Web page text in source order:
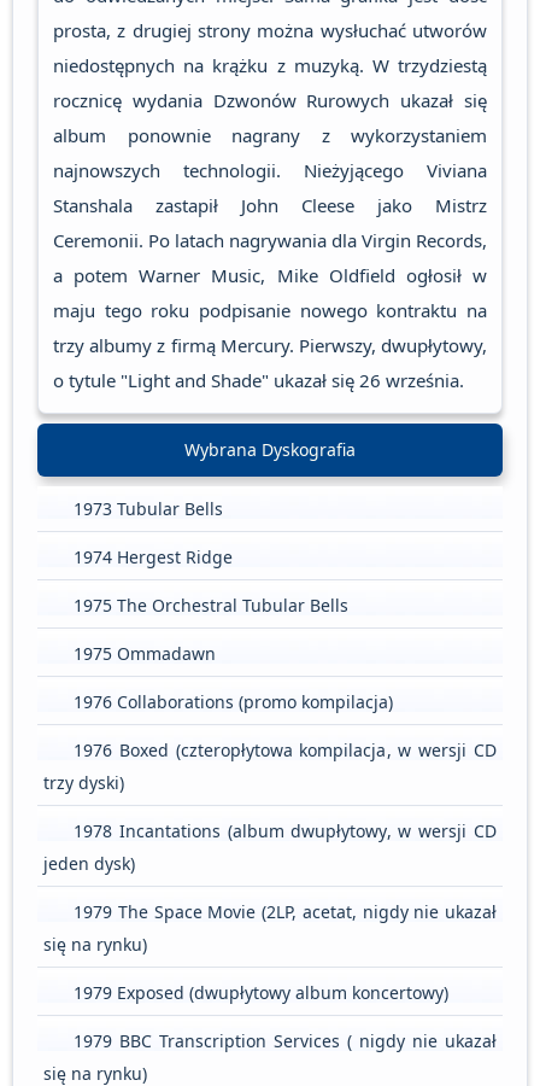
prosta, z drugiej strony można wysłuchać utworów
niedostępnych na krążku z muzyką. W trzydziestą
rocznicę wydania Dzwonów Rurowych ukazał się
album ponownie nagrany z wykorzystaniem
najnowszych technologii. Nieżyjącego Viviana
Stanshala zastapił John Cleese jako Mistrz
Ceremonii. Po latach nagrywania dla Virgin Records,
a potem Warner Music, Mike Oldfield ogłosił w
maju tego roku podpisanie nowego kontraktu na
trzy albumy z firmą Mercury. Pierwszy, dwupłytowy,
o tytule "Light and Shade" ukazał się 26 września.
Wybrana Dyskografia
1973 Tubular Bells
1974 Hergest Ridge
1975 The Orchestral Tubular Bells
1975 Ommadawn
1976 Collaborations (promo kompilacja)
1976 Boxed (czteropłytowa kompilacja, w wersji CD
trzy dyski)
1978 Incantations (album dwupłytowy, w wersji CD
jeden dysk)
1979 The Space Movie (2LP, acetat, nigdy nie ukazał
się na rynku)
1979 Exposed (dwupłytowy album koncertowy)
1979 BBC Transcription Services ( nigdy nie ukazał
się na rynku)